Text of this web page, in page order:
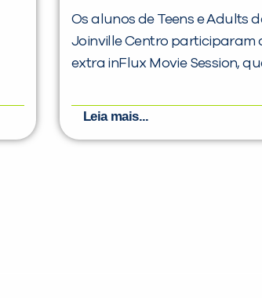
Os alunos de Teens e Adults
Joinville Centro participaram
extra inFlux Movie Session,
Leia mais...